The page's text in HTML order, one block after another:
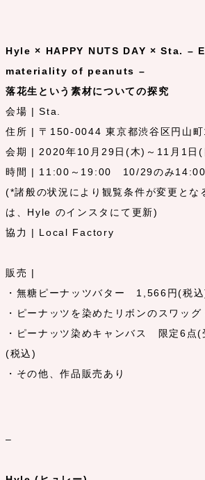
Hyle × HAPPY NUTS DAY × Sta. –
materiality of peanuts –
落花生という素材についての探究
会場 | Sta.
住所 | 〒150-0044 東京都渋谷区円山
会期 | 2020年10月29日(木)～11月1日(
時間 | 11:00～19:00 10/29のみ
(*諸般の状況により観覧条件が変更とな
は、Hyle のインスタにて更新)
協力 | Local Factory
販売 |
・無糖ピーナッツバター 1,566円(税込
・ピーナッツを染めたリボンのスワッ
・ピーナッツ染めキャンバス 限定6点
(税込)
・その他、作品販売あり
–